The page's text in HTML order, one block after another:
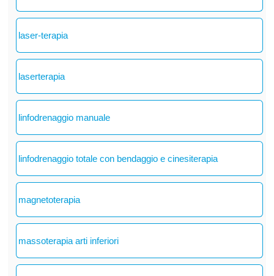
laser-terapia
laserterapia
linfodrenaggio manuale
linfodrenaggio totale con bendaggio e cinesiterapia
magnetoterapia
massoterapia arti inferiori